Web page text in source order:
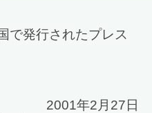
で発行されたプレス
2001年2月27日